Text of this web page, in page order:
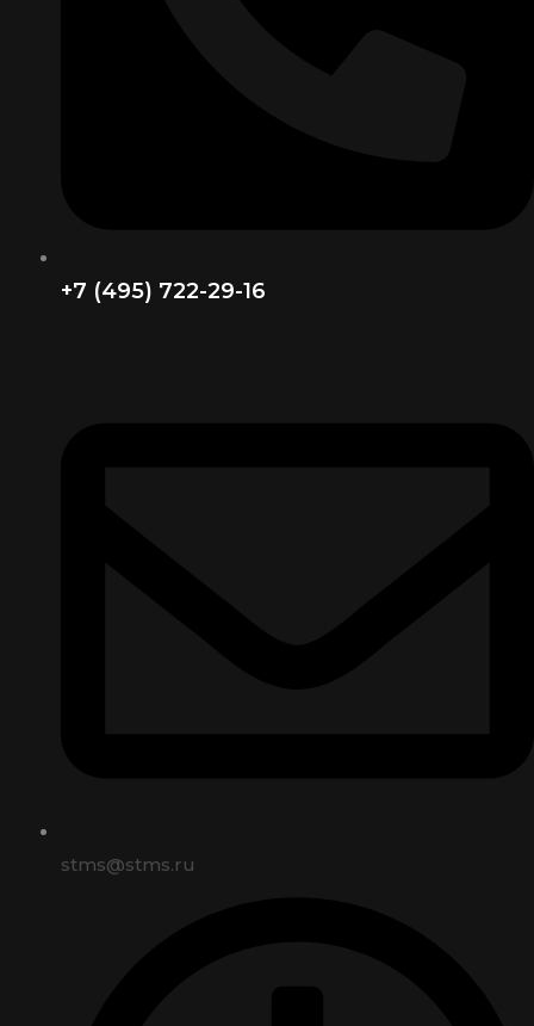
+7 (495) 722-29-16
stms@stms.ru